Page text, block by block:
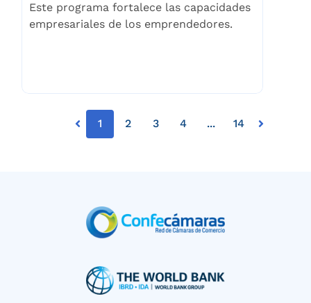
Este programa fortalece las capacidades
empresariales de los emprendedores.
1 2 3 4 ... 14